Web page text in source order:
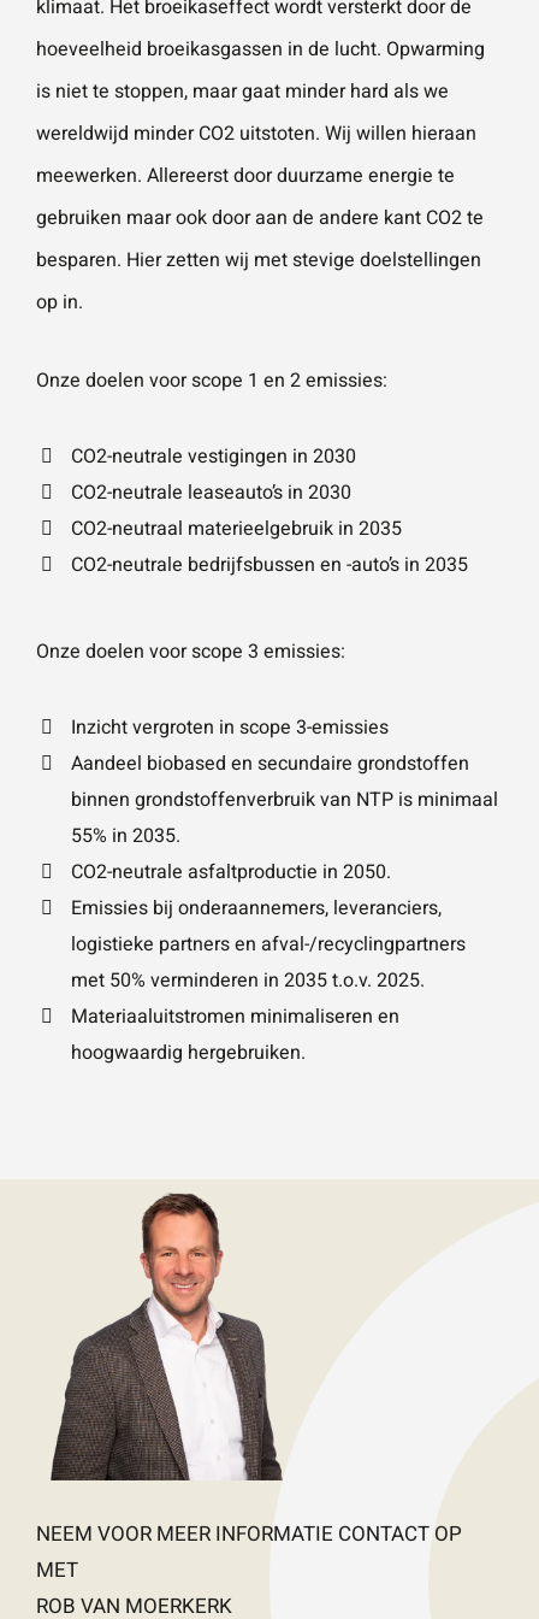
Wat is 5 + 5? *
VERSTUUR JE AANVRAAG
vestigingen.
Naam*
VERSTU
UR JE
klimaat. Het broeikaseffect wordt versterkt door de
hoeveelheid broeikasgassen in de lucht. Opwarming
is niet te stoppen, maar gaat minder hard als we
wereldwijd minder CO2 uitstoten. Wij willen hieraan
meewerken. Allereerst door duurzame energie te
gebruiken maar ook door aan de andere kant CO2 te
besparen. Hier zetten wij met stevige doelstellingen
op in.
Onze doelen voor scope 1 en 2 emissies:
CO2-neutrale vestigingen in 2030
CO2-neutrale leaseauto’s in 2030
CO2-neutraal materieelgebruik in 2035
CO2-neutrale bedrijfsbussen en -auto’s in 2035
Onze doelen voor scope 3 emissies:
Inzicht vergroten in scope 3-emissies
Aandeel biobased en secundaire grondstoffen
binnen grondstoffenverbruik van NTP is minimaal
55% in 2035.
CO2-neutrale asfaltproductie in 2050.
Emissies bij onderaannemers, leveranciers,
logistieke partners en afval-/recyclingpartners
met 50% verminderen in 2035 t.o.v. 2025.
Materiaaluitstromen minimaliseren en
hoogwaardig hergebruiken.
NEEM VOOR MEER INFORMATIE CONTACT OP
MET
ROB VAN MOERKERK